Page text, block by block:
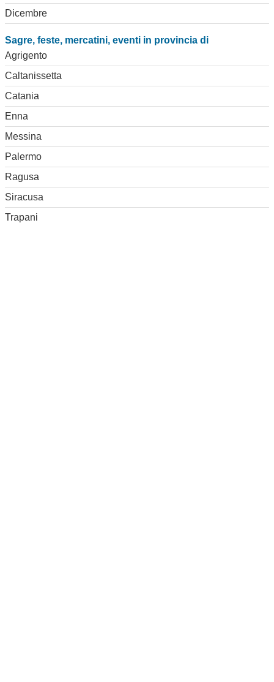
Dicembre
Sagre, feste, mercatini, eventi in provincia di
Agrigento
Caltanissetta
Catania
Enna
Messina
Palermo
Ragusa
Siracusa
Trapani